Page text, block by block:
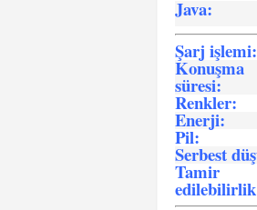
Java:
Şarj işlemi:
Konuşma
süresi:
Renkler:
Enerji:
Pil:
Serbest
Tamir
edilebilirlik